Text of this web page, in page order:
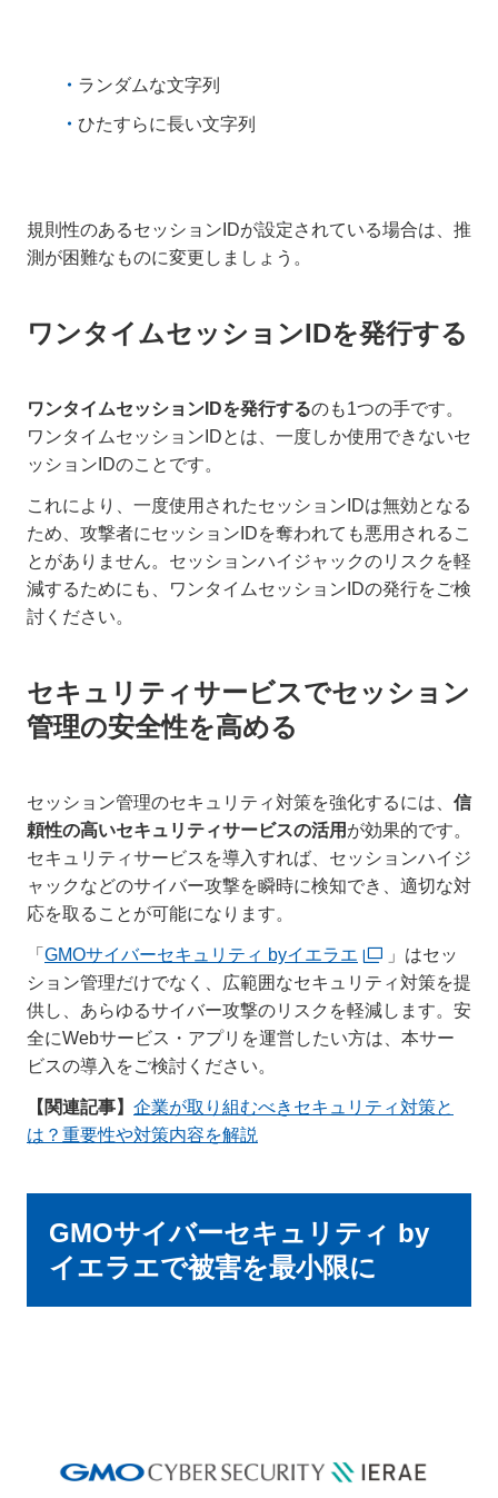
ランダムな文字列
ひたすらに長い文字列
規則性のあるセッションIDが設定されている場合は、推
測が困難なものに変更しましょう。
ワンタイムセッションIDを発行する
ワンタイムセッションIDを発行するのも1つの手です。
ワンタイムセッションIDとは、一度しか使用できないセ
ッションIDのことです。
これにより、一度使用されたセッションIDは無効となる
ため、攻撃者にセッションIDを奪われても悪用されるこ
とがありません。セッションハイジャックのリスクを軽
減するためにも、ワンタイムセッションIDの発行をご検
討ください。
セキュリティサービスでセッション
管理の安全性を高める
セッション管理のセキュリティ対策を強化するには、 信
頼性の高いセキュリティサービスの活用 が効果的です。
セキュリティサービスを導入すれば、セッションハイジ
ャックなどのサイバー攻撃を瞬時に検知でき、適切な対
応を取ることが可能になります。
「 GMOサイバーセキュリティ byイエラエ
」はセッ
ション管理だけでなく、広範囲なセキュリティ対策を提
供し、あらゆるサイバー攻撃のリスクを軽減します。安
全にWebサービス・アプリを運営したい方は、本サー
ビスの導入をご検討ください。
【関連記事】 企業が取り組むべきセキュリティ対策と
は？重要性や対策内容を解説
GMOサイバーセキュリティ by
イエラエで被害を最小限に